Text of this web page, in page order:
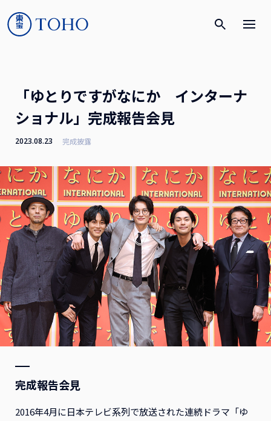
「ゆとりですがなにか インターナ
ショナル」完成報告会見
2023.08.23 完成披露
完成報告会見
2016年4月に日本テレビ系列で放送された連続ドラマ「ゆ